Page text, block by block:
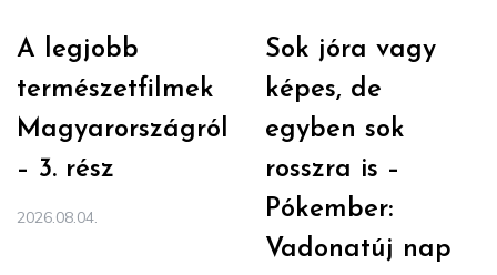
A legjobb
természetfilmek
Magyarországról
– 3. rész
2026.08.04.
Sok jóra vagy
képes, de
egyben sok
rosszra is –
Pókember:
Vadonatúj nap